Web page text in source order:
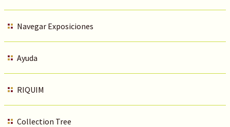
Navegar Exposiciones
Ayuda
RIQUIM
Collection Tree